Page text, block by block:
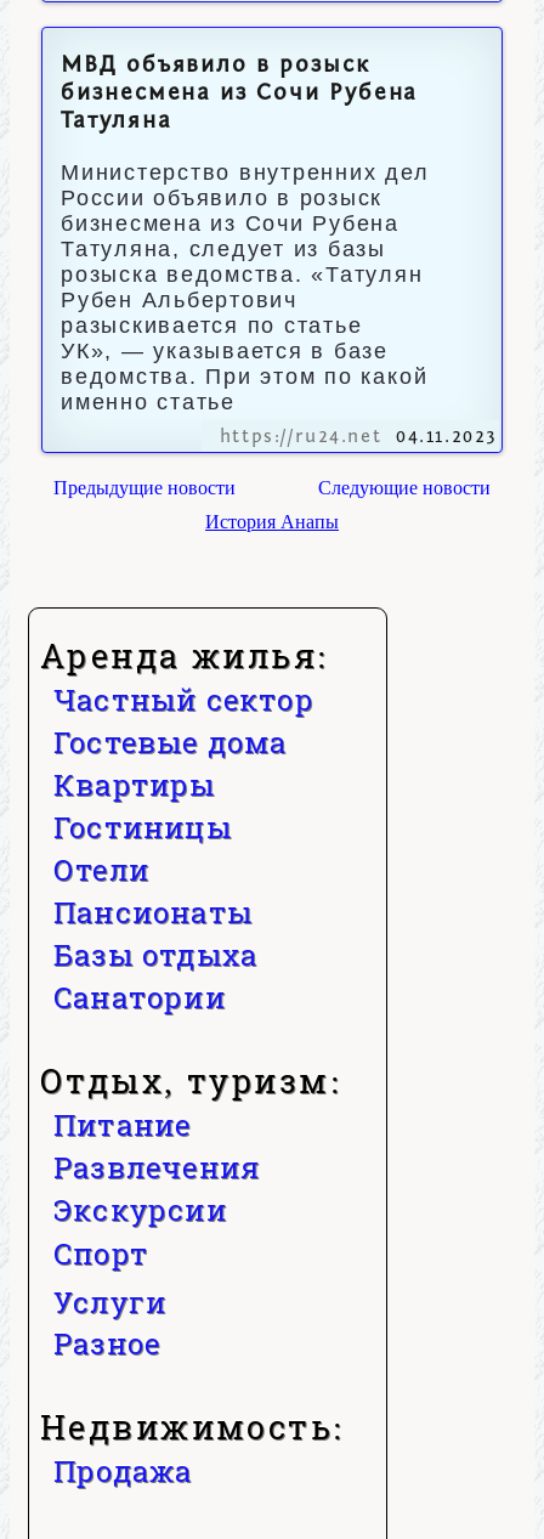
Аренда жилья:
Частный сектор
Гостевые дома
Квартиры
Гостиницы
Отели
Пансионаты
Базы отдыха
Санатории
Отдых, туризм:
Питание
Развлечения
Экскурсии
Спорт
Услуги
Разное
Недвижимость:
Продажа
МВД объявило в розыск
бизнесмена из Сочи Рубена
Татуляна
Министерство внутренних дел
России объявило в розыск
бизнесмена из Сочи Рубена
Татуляна, следует из базы
розыска ведомства. «Татулян
Рубен Альбертович
разыскивается по статье
УК», — указывается в базе
ведомства. При этом по какой
именно статье
https://ru24.net 04.11.2023
Предыдущие новости
Следующие новости
История Анапы